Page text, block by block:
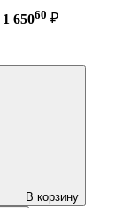
1 65060 ₽
В корзину